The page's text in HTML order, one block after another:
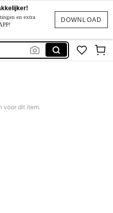
DOWNLOAD
en extra
voor dit item.